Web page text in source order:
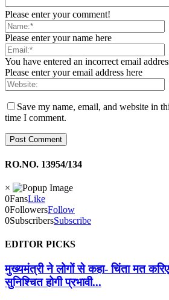
Please enter your comment!
Please enter your name here
You have entered an incorrect email
Please enter your email address here
Save my name, email, and website in
time I comment.
RO.NO. 13954/134
×
0FansLike
0FollowersFollow
0SubscribersSubscribe
EDITOR PICKS
मुख्यमंत्री ने लोगों से कहा- चिंता मत
सुनिश्चित होगी प्रभावी...